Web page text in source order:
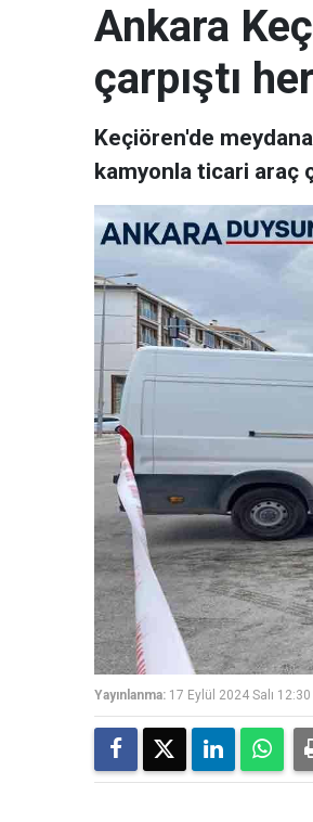
Ankara
çarpıştı
Keçiören'de
kamyonla ticari araç
Yayınlanma: 17 Eylül 2024 Salı 12:30